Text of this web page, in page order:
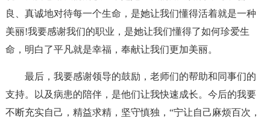
良、真诚地对待每一个生命，是她让我们懂得活着就是一种
美丽!我要感谢我们的职业，是她让我们懂得了如何珍爱生
命，明白了平凡就是幸福，奉献让我们更加美丽。
最后，我要感谢领导的鼓励，老师们的帮助和同事们的
支持。以及病患的陪伴，是他们让我快速成长。今后的我要
不断充实自己，精益求精，坚守慎独，“宁让自己麻烦百次，